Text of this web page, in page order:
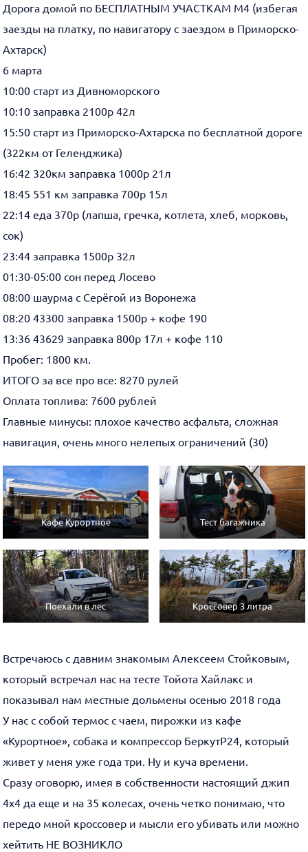
Дорога домой по БЕСПЛАТНЫМ УЧАСТКАМ М4 (избегая
заезды на платку, по навигатору с заездом в Приморско-
Ахтарск)
6 марта
10:00 старт из Дивноморского
10:10 заправка 2100р 42л
15:50 старт из Приморско-Ахтарска по бесплатной дороге
(322км от Геленджика)
16:42 320км заправка 1000р 21л
18:45 551 км заправка 700р 15л
22:14 еда 370р (лапша, гречка, котлета, хлеб, морковь,
сок)
23:44 заправка 1500р 32л
01:30-05:00 сон перед Лосево
08:00 шаурма с Серёгой из Воронежа
08:20 43300 заправка 1500р + кофе 190
13:36 43629 заправка 800р 17л + кофе 110
Пробег: 1800 км.
ИТОГО за все про все: 8270 рулей
Оплата топлива: 7600 рублей
Главные минусы: плохое качество асфальта, сложная
навигация, очень много нелепых ограничений (30)
Кафе Курортное Тест багажника
Поехали в лес Кроссовер 3 литра
Встречаюсь с давним знакомым Алексеем Стойковым,
который встречал нас на тесте Тойота Хайлакс и
показывал нам местные дольмены осенью 2018 года
У нас с собой термос с чаем, пирожки из кафе
«Курортное», собака и компрессор БеркутР24, который
живет у меня уже года три. Ну и куча времени.
Сразу оговорю, имея в собственности настоящий джип
4х4 да еще и на 35 колесах, очень четко понимаю, что
передо мной кроссовер и мысли его убивать или можно
хейтить НЕ ВОЗНИКЛО